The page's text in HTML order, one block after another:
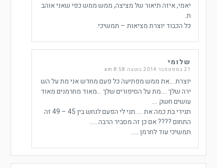
יאמי, איזה תיאור של מציצה, ממש ממש כפי שאני אוהב
ת.
כל הכבוד יוצרת מציאות – תמשיכי.
שלומי
21 בספטמבר 2014 בשעה 8:58 am
יוצרת …את ממש מפתיעה כל פעם מחדש אני מת על הש
ירה שלך ….מת על הסיפורים שלך …מאוד מחרמנים מאוד
עושים חשק ….
תגידי בת כמה את …..תני לי הפעם לנחש בין 45 – 49 זה
התחום ???? אם כן זה מסביר הרבה …..
תמשיכי עוד לחרמן …..